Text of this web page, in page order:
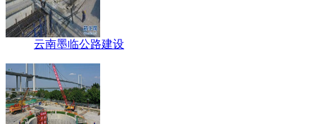
云南墨临公路建设